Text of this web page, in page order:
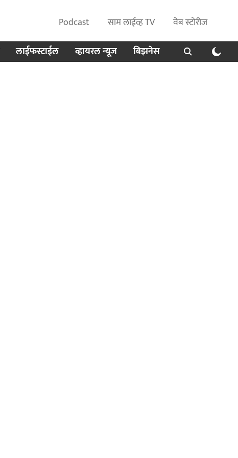
Podcast साम लाईव्ह TV
वेब स्टोरीज
लाईफस्टाईल व्हायरल न्यूज बिझनेस